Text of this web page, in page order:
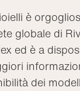
è
globale di
ed è a
dei